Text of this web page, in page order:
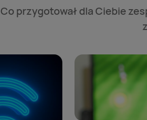
Co przygotował dla Ciebie